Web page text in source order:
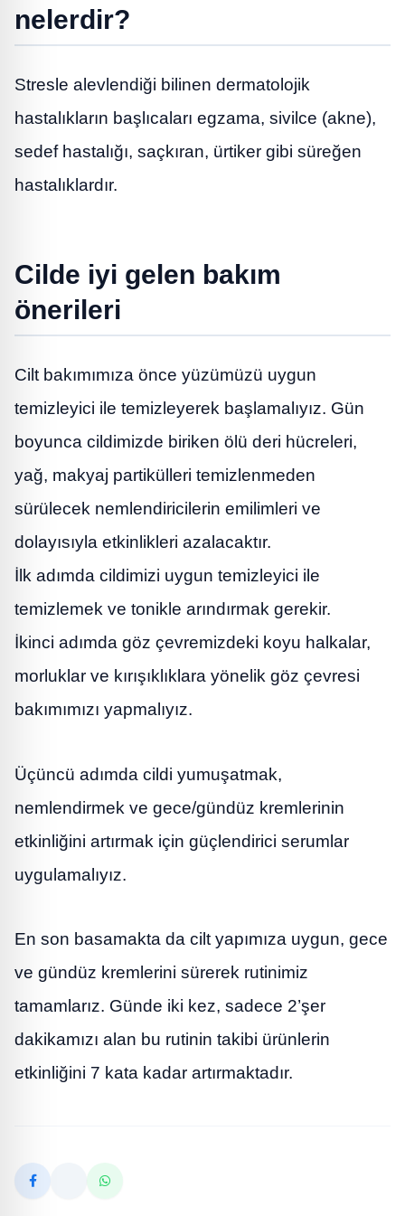
nelerdir?
Stresle alevlendiği bilinen dermatolojik
hastalıkların başlıcaları egzama, sivilce (akne),
sedef hastalığı, saçkıran, ürtiker gibi süreğen
hastalıklardır.
Cilde iyi gelen bakım
önerileri
Cilt bakımımıza önce yüzümüzü uygun
temizleyici ile temizleyerek başlamalıyız. Gün
boyunca cildimizde biriken ölü deri hücreleri,
yağ, makyaj partikülleri temizlenmeden
sürülecek nemlendiricilerin emilimleri ve
dolayısıyla etkinlikleri azalacaktır.
İlk adımda cildimizi uygun temizleyici ile
temizlemek ve tonikle arındırmak gerekir.
İkinci adımda göz çevremizdeki koyu halkalar,
morluklar ve kırışıklıklara yönelik göz çevresi
bakımımızı yapmalıyız.
Üçüncü adımda cildi yumuşatmak,
nemlendirmek ve gece/gündüz kremlerinin
etkinliğini artırmak için güçlendirici serumlar
uygulamalıyız.
En son basamakta da cilt yapımıza uygun, gece
ve gündüz kremlerini sürerek rutinimiz
tamamlarız. Günde iki kez, sadece 2’şer
dakikamızı alan bu rutinin takibi ürünlerin
etkinliğini 7 kata kadar artırmaktadır.